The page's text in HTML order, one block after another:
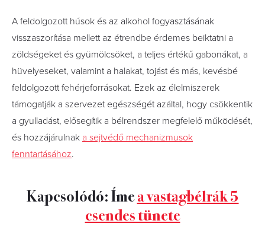
A feldolgozott húsok és az alkohol fogyasztásának
visszaszorítása mellett az étrendbe érdemes beiktatni a
zöldségeket és gyümölcsöket, a teljes értékű gabonákat, a
hüvelyeseket, valamint a halakat, tojást és más, kevésbé
feldolgozott fehérjeforrásokat. Ezek az élelmiszerek
támogatják a szervezet egészségét azáltal, hogy csökkentik
a gyulladást, elősegítik a bélrendszer megfelelő működését,
és hozzájárulnak a sejtvédő mechanizmusok
fenntartásához.
Kapcsolódó: Ímea vastagbélrák 5
csendes tünete